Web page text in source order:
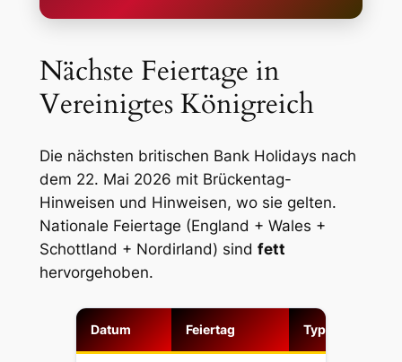
Nächste Feiertage in
Vereinigtes Königreich
Die nächsten britischen Bank Holidays nach
dem 22. Mai 2026 mit Brückentag-
Hinweisen und Hinweisen, wo sie gelten.
Nationale Feiertage (England + Wales +
Schottland + Nordirland) sind fett
hervorgehoben.
Datum Feiertag Typ